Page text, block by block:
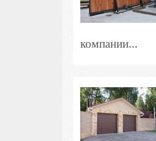
компании...